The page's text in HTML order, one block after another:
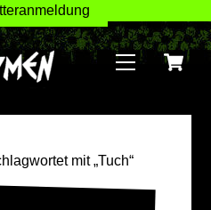
Menu
mit „Tuch“